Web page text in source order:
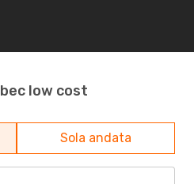
low cost
Sola andata